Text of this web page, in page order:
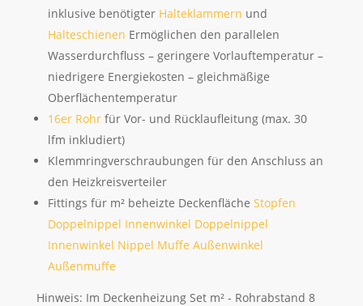
inklusive benötigter Halteklammern und
Halteschienen Ermöglichen den parallelen
Wasserdurchfluss – geringere Vorlauftemperatur –
niedrigere Energiekosten – gleichmäßige
Oberflächentemperatur
16er Rohr für Vor- und Rücklaufleitung (max. 30
lfm inkludiert)
Klemmringverschraubungen für den Anschluss an
den Heizkreisverteiler
Fittings für m² beheizte Deckenfläche Stopfen
Doppelnippel Innenwinkel Doppelnippel
Innenwinkel Nippel Muffe Außenwinkel
Außenmuffe
Hinweis: Im Deckenheizung Set m² - Rohrabstand 8